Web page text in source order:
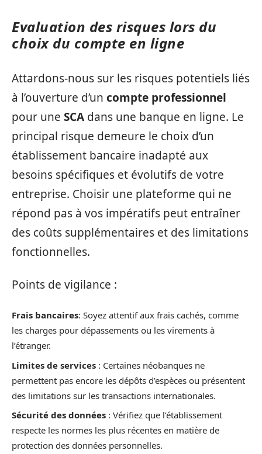
Evaluation des risques lors du
choix du compte en ligne
Attardons-nous sur les risques potentiels liés
à l’ouverture d’un compte professionnel
pour une SCA dans une banque en ligne. Le
principal risque demeure le choix d’un
établissement bancaire inadapté aux
besoins spécifiques et évolutifs de votre
entreprise. Choisir une plateforme qui ne
répond pas à vos impératifs peut entraîner
des coûts supplémentaires et des limitations
fonctionnelles.
Points de vigilance :
Frais bancaires: Soyez attentif aux frais cachés, comme
les charges pour dépassements ou les virements à
l’étranger.
Limites de services : Certaines néobanques ne
permettent pas encore les dépôts d’espèces ou présentent
des limitations sur les transactions internationales.
Sécurité des données : Vérifiez que l’établissement
respecte les normes les plus récentes en matière de
protection des données personnelles.